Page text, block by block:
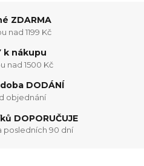
ZDARMA
nad 1199 Kč
k nákupu
nad 1500 Kč
DODÁNÍ
objednání
DOPORUČUJE
posledních 90 dní